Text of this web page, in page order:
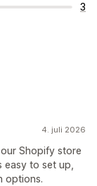
3
4. juli 2026
Shopify store
easy to set up,
options.